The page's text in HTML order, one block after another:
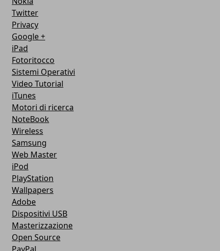
Twitter
Privacy
Google +
iPad
Fotoritocco
Sistemi Operativi
Video Tutorial
iTunes
Motori di ricerca
NoteBook
Wireless
Samsung
Web Master
iPod
PlayStation
Wallpapers
Adobe
Dispositivi USB
Masterizzazione
Open Source